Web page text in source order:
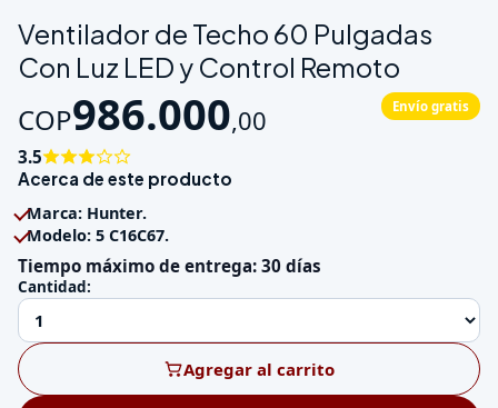
Ventilador de Techo 60 Pulgadas
Con Luz LED y Control Remoto
COP986.000,00 Envío gratis
3.5
Acerca de este producto
Marca: Hunter.
Modelo: 5 C16C67.
Tiempo máximo de entrega: 30 días
Cantidad:
Agregar al carrito